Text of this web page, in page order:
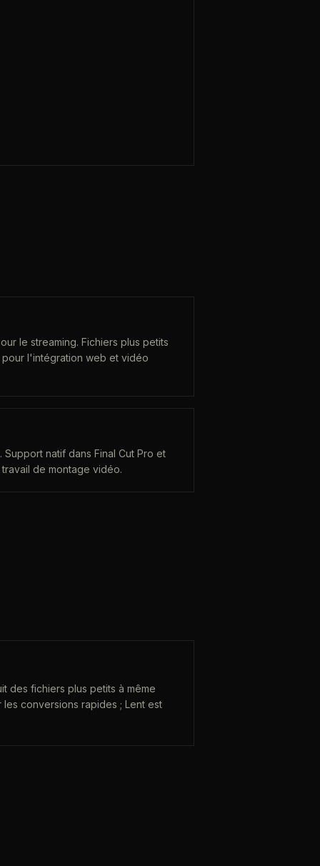
le streaming. Fichiers plus petits
l'intégration web et vidéo
natif dans Final Cut Pro et
de montage vidéo.
des fichiers plus petits à même
conversions rapides ; Lent est